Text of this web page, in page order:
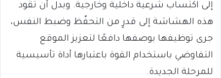
إلى اكتساب شرعية داخلية وخارجية. وبدل أن تقود
هذه الهشاشة إلى قدرٍ من التحفّظ وضبط النفس،
جرى توظيفها بوصفها دافعًا لتعزيز الموقع
التفاوضي باستخدام القوة باعتبارها أداة تأسيسية
للمرحلة الجديدة.